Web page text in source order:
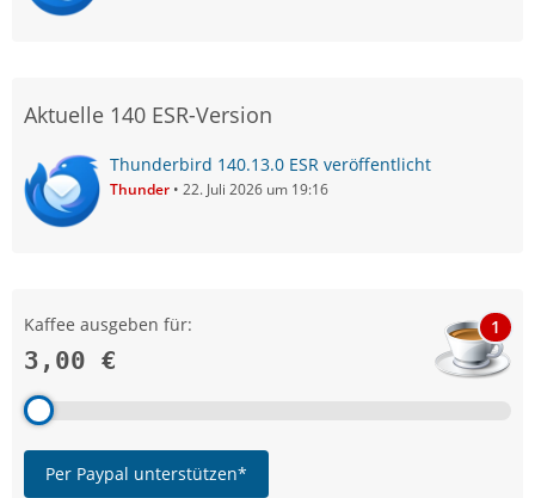
Aktuelle 140 ESR-Version
Thunderbird 140.13.0 ESR veröffentlicht
Thunder 22. Juli 2026 um 19:16
Kaffee ausgeben für:
3,00 €
1
Per Paypal unterstützen*